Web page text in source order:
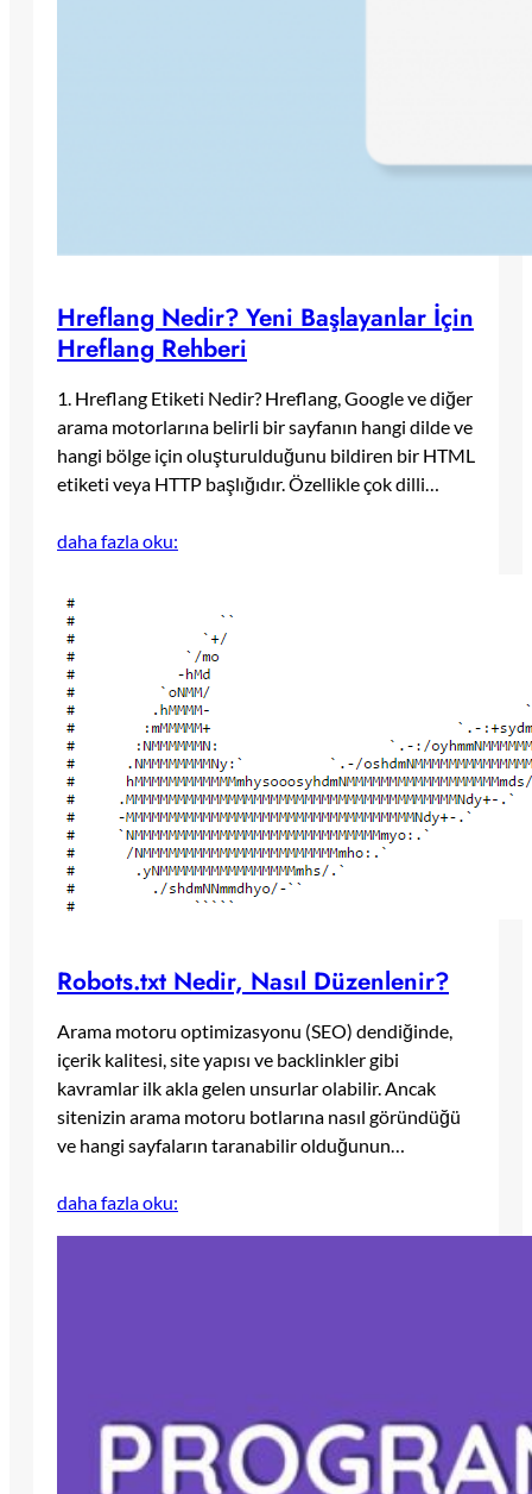
Hreflang Nedir? Yeni Başlayanlar İçin
Hreflang Rehberi
1. Hreflang Etiketi Nedir? Hreflang, Google ve diğer
arama motorlarına belirli bir sayfanın hangi dilde ve
hangi bölge için oluşturulduğunu bildiren bir HTML
etiketi veya HTTP başlığıdır. Özellikle çok dilli…
daha fazla oku:
Robots.txt Nedir, Nasıl Düzenlenir?
Arama motoru optimizasyonu (SEO) dendiğinde,
içerik kalitesi, site yapısı ve backlinkler gibi
kavramlar ilk akla gelen unsurlar olabilir. Ancak
sitenizin arama motoru botlarına nasıl göründüğü
ve hangi sayfaların taranabilir olduğunun…
daha fazla oku: